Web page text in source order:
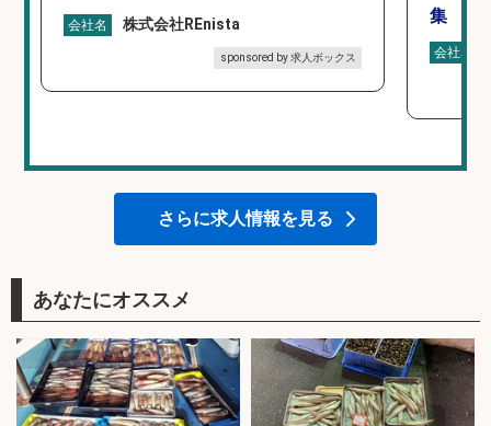
会社名 株式会社REnista
sponsored by 求人ボックス
集
会社名
さらに求人情報を見る
あなたにオススメ